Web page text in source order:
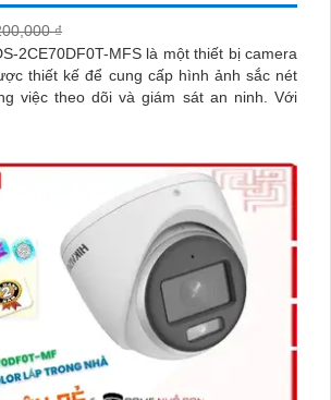
₫
2CE70DF0T-MFS là một thiết bị camera
thiết kế để cung cấp hình ảnh sắc nét
việc theo dõi và giám sát an ninh. Với